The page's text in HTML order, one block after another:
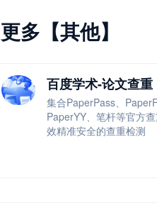
更多【其他】
百度学术-论文查重
集合PaperPass、
PaperYY、笔杆等官方
效精准安全的查重检测